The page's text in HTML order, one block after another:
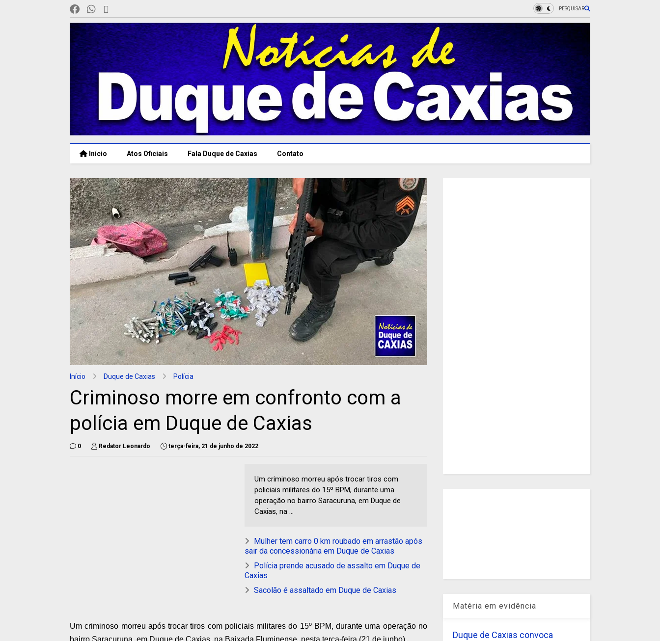
PESQUISAR
Início Atos Oficiais Fala Duque de Caxias Contato
Início Duque de Caxias Polícia
Criminoso morre em confronto com a
polícia em Duque de Caxias
0 Redator Leonardo terça-feira, 21 de junho de 2022
Um criminoso morreu após trocar tiros com
policiais militares do 15º BPM, durante uma
operação no bairro Saracuruna, em Duque de
Caxias, na ...
Mulher tem carro 0 km roubado em arrastão após
sair da concessionária em Duque de Caxias
Polícia prende acusado de assalto em Duque de
Caxias
Sacolão é assaltado em Duque de Caxias
Um criminoso morreu após trocar tiros com policiais militares do 15º BPM, durante uma operação no
Matéria em evidência
Duque de Caxias convoca